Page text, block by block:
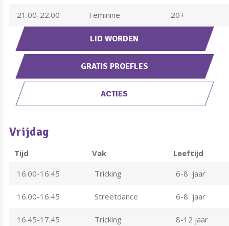
21.00-22.00 Feminine 20+
LID WORDEN
GRATIS PROEFLES
ACTIES
Vrijdag
Tijd Vak
Leeftijd
16.00-16.45
Tricking 6-8 jaar
16.00-16.45 Streetdance 6-8 jaar
16.45-17.45 Tricking 8-12 jaar